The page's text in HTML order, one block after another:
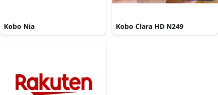
Kobo Nia Kobo Clara HD N249